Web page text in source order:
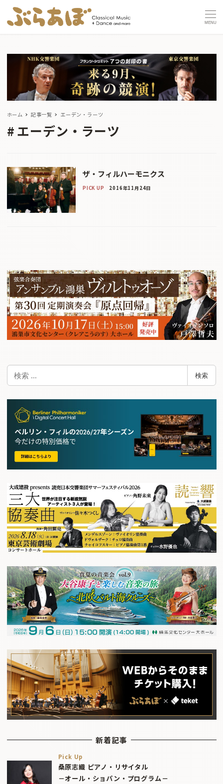
MENU
ホーム 記事一覧 エーデン・ラーツ
エーデン・ラーツ
ザ・フィルハーモニクス
PICK UP 2016年11月24日
検
索
検索
新着記事
Pick Up
桑原志織 ピアノ・リサイタル
－オール・ショパン・プログラム－